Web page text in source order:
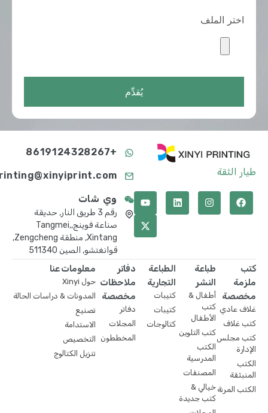
اختر الملف
يُقدِّم
طيار الثقة printing@xinyiprint.com
وي شات
رقم 3 طريق النار, حديقة
صناعة فوينج,Tangmei,
Xintang, منطقة Zengcheng,
قوانغتشو, الصين 511340
كتب
ملزمة
مخصصة
غلاف عادي
كتب غلاف
كتب مجلس
الإدارة
الكتب
المنبثقة
الكتب المرنة
طباعة
النشر
أطفال &
كتب
الأطفال
كتب التلوين
الكتب
المدرسية
المصنفات
خيالي &
كتب جديدة
الطباعة
التجارية
كتيبات
كتيبات
كتالوجات
دفاتر
ملاحظات
مخصصة
دفاتر
المجلات
المخططون
معلومات عنا
حول Xinyi
المدونات & دراسات الحالة
تصنيع
الاستدامة
التخصيص
تنزيل الكتالوج